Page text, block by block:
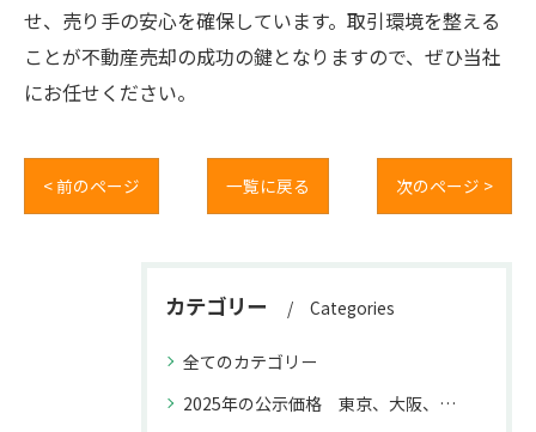
せ、売り手の安心を確保しています。取引環境を整える
ことが不動産売却の成功の鍵となりますので、ぜひ当社
にお任せください。
< 前のページ 一覧に戻る 次のページ >
カテゴリー Categories
全てのカテゴリー
2025年の公示価格 東京、大阪、福岡と名古屋との上昇率の違いが不動産取引に与える影響